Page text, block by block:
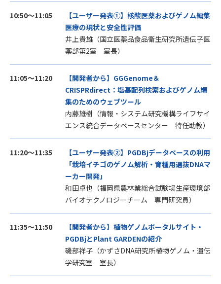
10:50～11:05
【ユーザー発表①】核酸医薬およびゲノム編集
医療の現状と安全性評価
井上貴雄（国立医薬品食品衛生研究所遺伝子医
薬部第2室 室長）
11:05～11:20
【開発者から】GGGenome＆
CRISPRdirect：塩基配列検索およびゲノム編
集のためのウェブツール
内藤雄樹（情報・システム研究機構ライフサイ
エンス統合データベースセンター 特任助教）
11:20～11:35
【ユーザー発表②】PGDBjデータベースの利用
「栽培イチゴのゲノム解析・育種用選抜DNAマ
ーカー開発」
和田卓也（福岡県農林業総合試験場生産環境部
バイオテクノロジーチーム 専門研究員）
11:35～11:50
【開発者から】植物ゲノムポータルサイト・
PGDBjとPlant GARDENの紹介
磯部祥子（かずさDNA研究所植物ゲノム・遺伝
学研究室 室長）